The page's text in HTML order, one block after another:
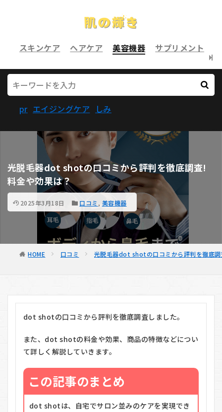
スキンケア ヘアケア 美容機器 サプリメント
pr エイジングケア しみ
光脱毛器dot shotの口コミから評判を徹底調査!
料金や効果は？
2025年3月18日 口コミ , 美容機器
HOME 口コミ 光脱毛器dot shotの口コミから評判を徹底調
dot shotの口コミから評判を徹底調査しました。
また、dot shotの料金や効果、商品の特徴などについ
て詳しく解説していきます。
この記事のまとめ
dot shotは、自宅でサロン並みのケアを実現でき